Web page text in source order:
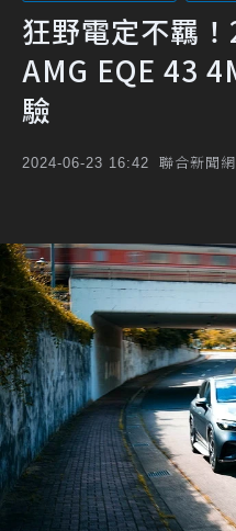
狂野電定不羈
AMG EQE 43
驗
2024-06-23 16:42 聯合新聞